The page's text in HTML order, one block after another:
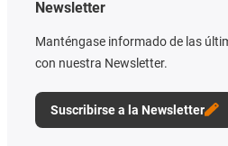
Newsletter
Manténgase informado de las
con nuestra Newsletter.
Suscribirse a la Newsletter